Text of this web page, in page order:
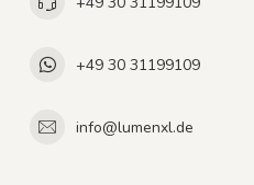
+49 30 31199109
info@lumenxl.de